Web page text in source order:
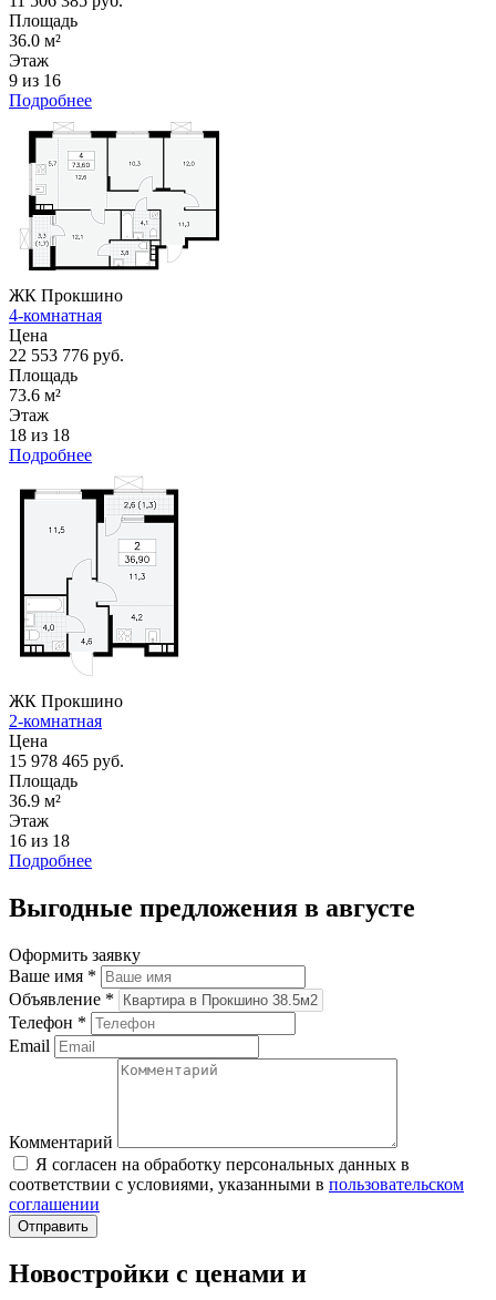
Площадь
36.0 м²
Этаж
9 из 16
Подробнее
ЖК Прокшино
4-комнатная
Цена
22 553 776 руб.
Площадь
73.6 м²
Этаж
18 из 18
Подробнее
ЖК Прокшино
2-комнатная
Цена
15 978 465 руб.
Площадь
36.9 м²
Этаж
16 из 18
Подробнее
Выгодные предложения в августе
Оформить заявку
Ваше имя *
Объявление *
Телефон *
Email
Комментарий
Я согласен на обработку персональных данных в
соответствии с условиями, указанными в пользовательском
соглашении
Новостройки с ценами и